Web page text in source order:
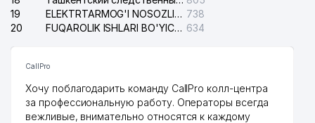
19
ELEKTRTARMOG'I NOSOZLIKLARINI TO'ZATISH SERGELI XIZMATI 738
20
FUQAROLIK ISHLARI BO'YICHA UCH-TEPA TUMANI SUDI 634
CallPro
Хочу поблагодарить команду CallPro колл-центра
за профессиональную работу. Операторы всегда
вежливые, внимательно относятся к каждому